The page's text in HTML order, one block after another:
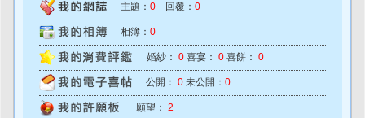
主題： 0 回覆： 0
相簿： 0
婚紗： 0 喜宴： 0 喜餅： 0
公開： 0 未公開： 0
願望： 2